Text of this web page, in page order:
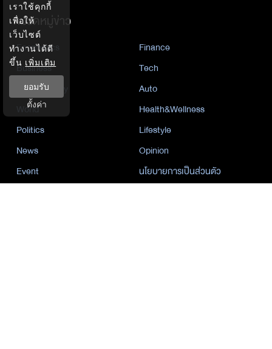
หมวดหมู่ข่าว
Economics
Finance
Business
Tech
Sustainability
Auto
World
Health&Wellness
Politics
Lifestyle
News
Opinion
Event
นโยบายการเป็นส่วนตัว
เราใช้คุกกี้
เพื่อให้
เว็บไซต์
ทำงานได้ดี
ขึ้น เพิ่มเติม
ยอมรับ
ตั้งค่า